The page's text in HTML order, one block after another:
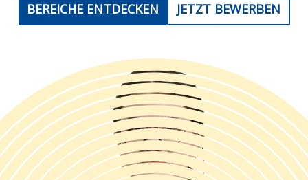
BEREICHE ENTDECKEN JETZT BEWERBEN